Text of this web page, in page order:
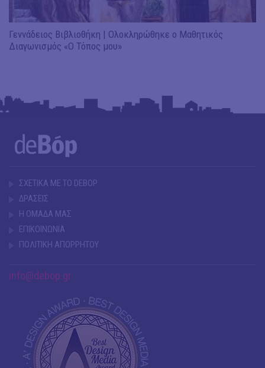
Γεννάδειος Βιβλιοθήκη | Ολοκληρώθηκε ο Μαθητικός
Διαγωνισμός «Ο Τόπος μου»
ΣΧΕΤΙΚΑ ΜΕ ΤΟ DEBOP
ΔΡΑΣΕΙΣ
Η ΟΜΑΔΑ ΜΑΣ
ΕΠΙΚΟΙΝΩΝΙΑ
ΠΟΛΙΤΙΚΗ ΑΠΟΡΡΗΤΟΥ
info@debop.gr